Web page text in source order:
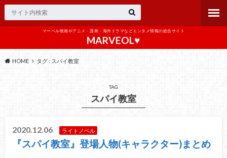
マーベル映画やアニメ・漫画・海外ドラマなどエンタメ情報の総合サイト
MARVEOL♥️
HOME タグ : スパイ教室
TAG
スパイ教室
2020.12.06 ライトノベル
『スパイ教室』登場人物(キャラクター)まとめ